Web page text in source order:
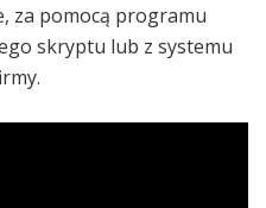
za pomocą programu
skryptu lub z systemu